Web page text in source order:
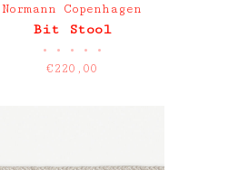
Normann Copenhagen
Bit Stool
• • • • •
€220,00